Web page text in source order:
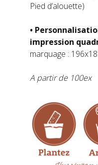
Pied d’alouette)
•
impression
marquage :
A partir de 100ex